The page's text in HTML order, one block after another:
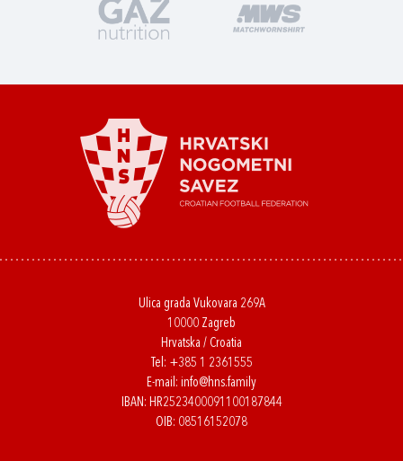
Ulica grada Vukovara 269A
10000 Zagreb
Hrvatska / Croatia
Tel: +385 1 2361555
E-mail: info@hns.family
IBAN: HR2523400091100187844
OIB: 08516152078